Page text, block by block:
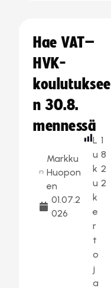
Hae VAT–
HVK-
koulutuksee
n 30.8.
mennessä
Markku
Huopon
en
01.07.2
026
L
u
k
u
k
e
r
t
o
j
a
1
8
2
2